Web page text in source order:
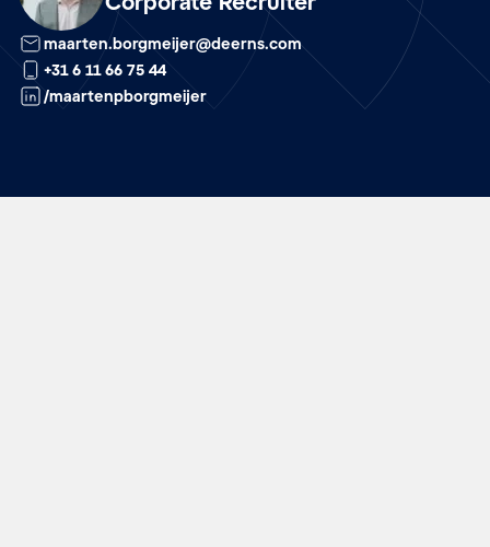
maarten.borgmeijer@deerns.com
+31 6 11 66 75 44
/maartenpborgmeijer